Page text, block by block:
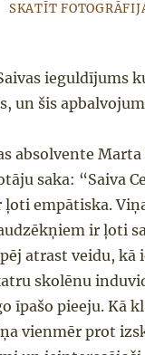
SKATĪT
ieguldījums
un šis
absolvente
saka: “Saiva
empātiska.
ir ļoti
atrast veidu, kā
skolēnu
īpašo pieeju. Kā
vienmēr prot